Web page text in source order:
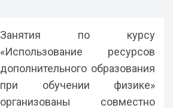
Занятия по курсу
«Использование ресурсов
дополнительного образования
при обучении физике»
организованы совместно